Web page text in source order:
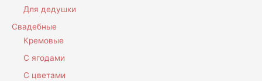
Для дедушки
Свадебные
Кремовые
С ягодами
С цветами